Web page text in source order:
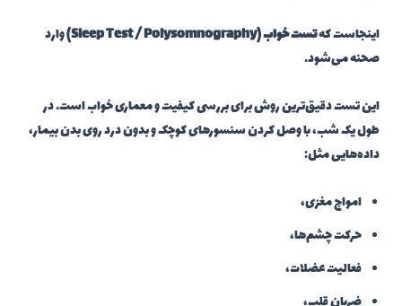
اینجاست کهتست خواب (Sleep Test / Polysomnography)
وارد
صحنه می‌شود.
این تست دقیق‌ترین روش برای بررسی کیفیت و معماری خواب است. در
طول یک شب، با وصل کردن سنسورهای کوچک و بدون درد روی بدن بیمار،
داده‌هایی مثل:
امواج مغزی،
حرکت چشم‌ها،
فعالیت عضلات،